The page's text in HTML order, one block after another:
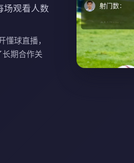
场观看人数
球直播，
期合作关